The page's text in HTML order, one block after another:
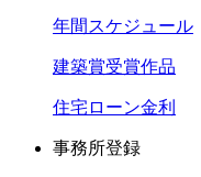
年間スケジュール
建築賞受賞作品
住宅ローン金利
事務所登録